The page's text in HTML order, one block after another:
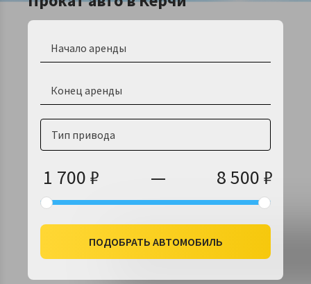
Тип привода
1 700₽ — 8 500₽
ПОДОБРАТЬ АВТОМОБИЛЬ